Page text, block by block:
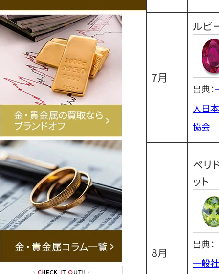
7月
ルビ
出典：
人日
協会
8月
ペリ
ット
出典：
一般社